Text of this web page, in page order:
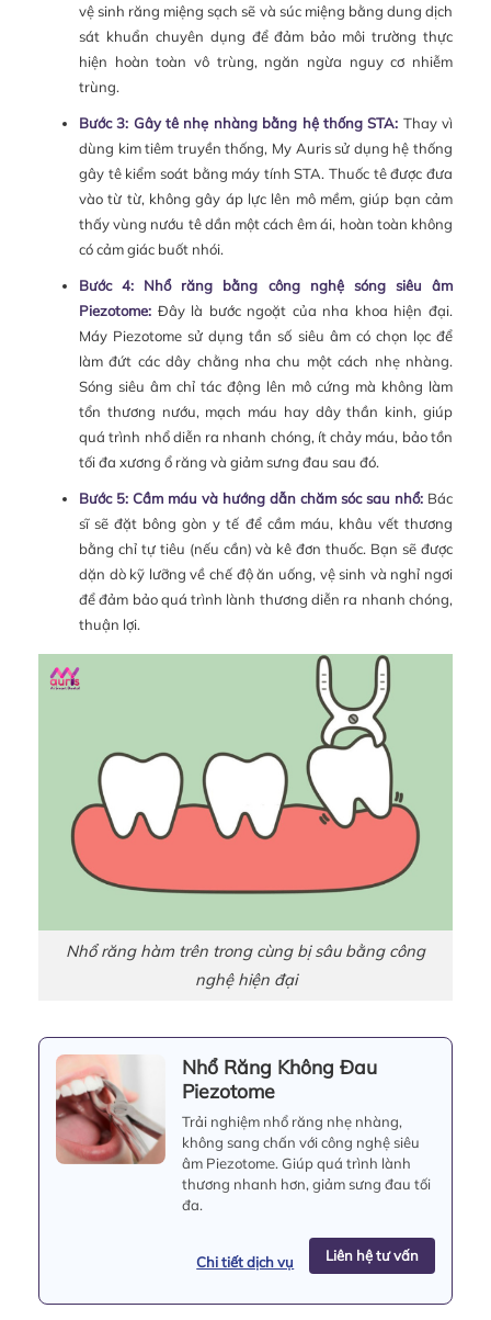
vệ sinh răng miệng sạch sẽ và súc miệng bằng dung dịch
sát khuẩn chuyên dụng để đảm bảo môi trường thực
hiện hoàn toàn vô trùng, ngăn ngừa nguy cơ nhiễm
trùng.
Bước 3: Gây tê nhẹ nhàng bằng hệ thống STA: Thay vì
dùng kim tiêm truyền thống, My Auris sử dụng hệ thống
gây tê kiểm soát bằng máy tính STA. Thuốc tê được đưa
vào từ từ, không gây áp lực lên mô mềm, giúp bạn cảm
thấy vùng nướu tê dần một cách êm ái, hoàn toàn không
có cảm giác buốt nhói.
Bước 4: Nhổ răng bằng công nghệ sóng siêu âm
Piezotome:Đây là bước ngoặt của nha khoa hiện đại.
Máy Piezotome sử dụng tần số siêu âm có chọn lọc để
làm đứt các dây chằng nha chu một cách nhẹ nhàng.
Sóng siêu âm chỉ tác động lên mô cứng mà không làm
tổn thương nướu, mạch máu hay dây thần kinh, giúp
quá trình nhổ diễn ra nhanh chóng, ít chảy máu, bảo tồn
tối đa xương ổ răng và giảm sưng đau sau đó.
Bước 5: Cầm máu và hướng dẫn chăm sóc sau nhổ: Bác
sĩ sẽ đặt bông gòn y tế để cầm máu, khâu vết thương
bằng chỉ tự tiêu (nếu cần) và kê đơn thuốc. Bạn sẽ được
dặn dò kỹ lưỡng về chế độ ăn uống, vệ sinh và nghỉ ngơi
để đảm bảo quá trình lành thương diễn ra nhanh chóng,
thuận lợi.
Nhổ răng hàm trên trong cùng bị sâu bằng công
nghệ hiện đại
Nhổ Răng Không Đau
Piezotome
Trải nghiệm nhổ răng nhẹ nhàng,
không sang chấn với công nghệ siêu
âm Piezotome. Giúp quá trình lành
thương nhanh hơn, giảm sưng đau tối
đa.
Chi tiết dịch vụ Liên hệ tư vấn